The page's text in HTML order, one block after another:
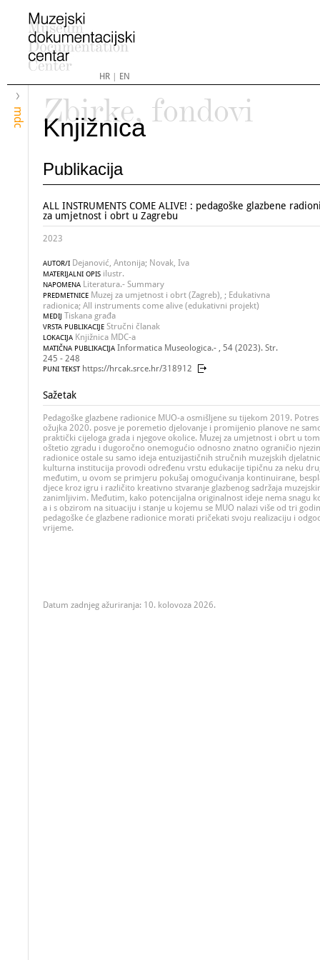
HR| EN
mdc
Zbirke, fondovi
Knjižnica
Publikacija
ALL INSTRUMENTS COME ALIVE! : pedagoške glazbene
za umjetnost i obrt u Zagrebu
2023
AUTOR/I Dejanović, Antonija; Novak, Iva
MATERIJALNI OPIS ilustr.
NAPOMENA Literatura.- Summary
PREDMETNICE Muzej za umjetnost i obrt (Zagreb), ; Edukativna
radionica; All instruments come alive (edukativni projekt)
MEDIJ Tiskana građa
VRSTA PUBLIKACIJE Stručni članak
LOKACIJA Knjižnica MDC-a
MATIČNA PUBLIKACIJA Informatica Museologica.- , 54 (2023). Str.
245 - 248
PUNI TEKST https://hrcak.srce.hr/318912
Sažetak
Pedagoške glazbene radionice MUO-a osmišljene su tijekom 2019.
ožujka 2020. posve je poremetio djelovanje i promijenio planove ne
praktički cijeloga grada i njegove okolice. Muzej za umjetnost i obrt u
oštetio zgradu i dugoročno onemogućio odnosno znatno ograničio
radionice ostale su samo ideja entuzijastičnih stručnih muzejskih
kulturna institucija provodi određenu vrstu edukacije tipičnu za neku
međutim, u ovom se primjeru pokušaj omogućivanja kontinuirane,
djece kroz igru i različito kreativno stvaranje glazbenog sadržaja
zanimljivim. Međutim, kako potencijalna originalnost ideje nema snagu
a i s obzirom na situaciju i stanje u kojemu se MUO nalazi više od tri
pedagoške će glazbene radionice morati pričekati svoju realizaciju i
vrijeme.
Datum zadnjeg ažuriranja: 10. kolovoza 2026.